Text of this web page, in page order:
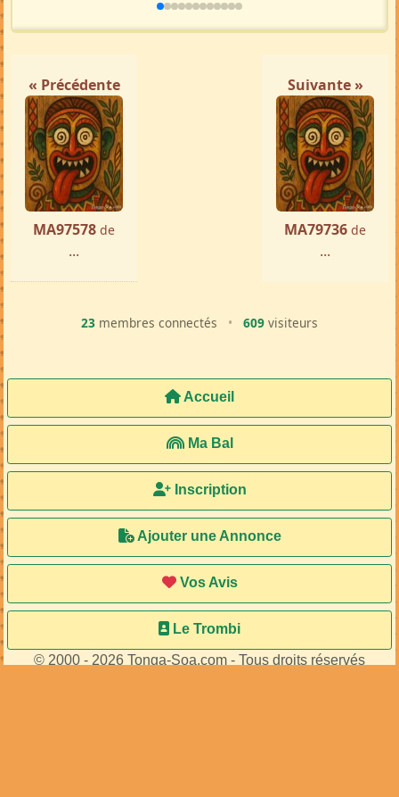
« Précédente
MA97578 de
...
Suivante »
MA79736 de
...
23 membres connectés • 609 visiteurs
Accueil
Ma Bal
Inscription
Ajouter une Annonce
Vos Avis
Le Trombi
© 2000 - 2026 Tonga-Soa.com - Tous droits réservés